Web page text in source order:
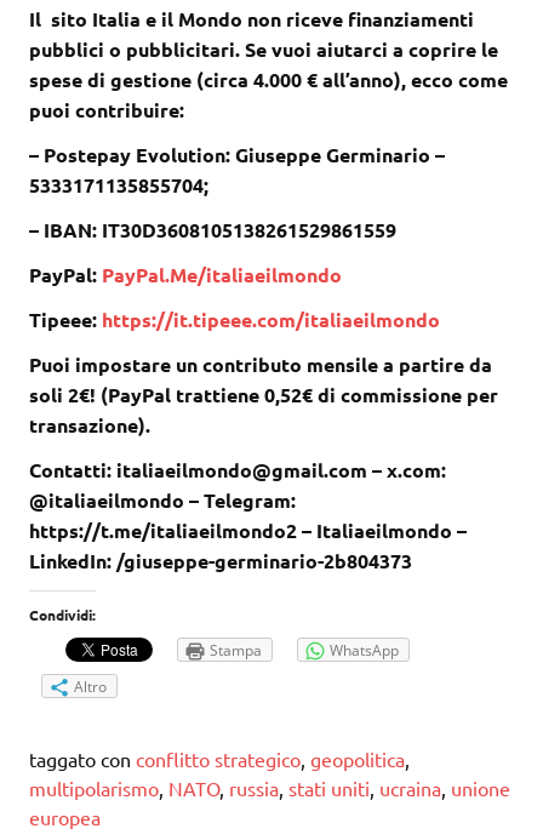
Il sito Italia e il Mondo non riceve finanziamenti
pubblici o pubblicitari. Se vuoi aiutarci a coprire le
spese di gestione (circa 4.000 € all’anno), ecco come
puoi contribuire:
– Postepay Evolution: Giuseppe Germinario –
5333171135855704;
– IBAN: IT30D3608105138261529861559
PayPal: PayPal.Me/italiaeilmondo
Tipeee: https://it.tipeee.com/italiaeilmondo
Puoi impostare un contributo mensile a partire da
soli 2€! (PayPal trattiene 0,52€ di commissione per
transazione).
Contatti: italiaeilmondo@gmail.com – x.com:
@italiaeilmondo – Telegram:
https://t.me/italiaeilmondo2 – Italiaeilmondo –
LinkedIn: /giuseppe-germinario-2b804373
Condividi:
Stampa
WhatsApp
Altro
taggato con conflitto strategico geopolitica
multipolarismo NATO, russia stati uniti ucraina unione
europea